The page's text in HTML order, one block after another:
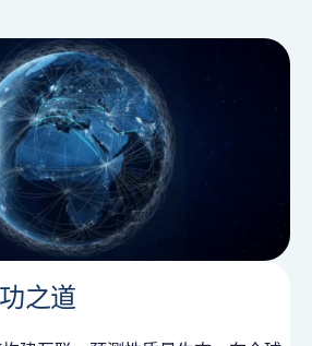
之道